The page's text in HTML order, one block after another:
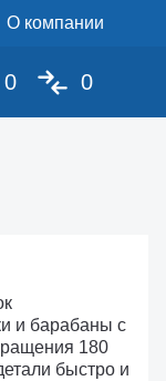
О компании
0 0
и барабаны с
180
быстро и